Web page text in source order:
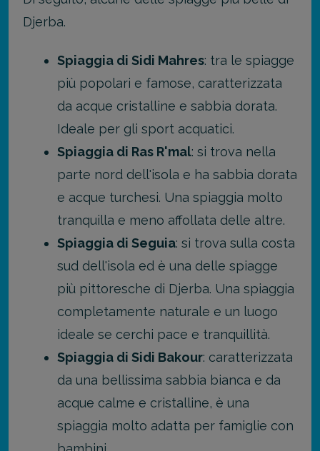
Djerba.
Spiaggia di Sidi Mahres: tra le spiagge
più popolari e famose, caratterizzata
da acque cristalline e sabbia dorata.
Ideale per gli sport acquatici.
Spiaggia di Ras R'mal: si trova nella
parte nord dell'isola e ha sabbia dorata
e acque turchesi. Una spiaggia molto
tranquilla e meno affollata delle altre.
Spiaggia di Seguia: si trova sulla costa
sud dell'isola ed è una delle spiagge
più pittoresche di Djerba. Una spiaggia
completamente naturale e un luogo
ideale se cerchi pace e tranquillità.
Spiaggia di Sidi Bakour: caratterizzata
da una bellissima sabbia bianca e da
acque calme e cristalline, è una
spiaggia molto adatta per famiglie con